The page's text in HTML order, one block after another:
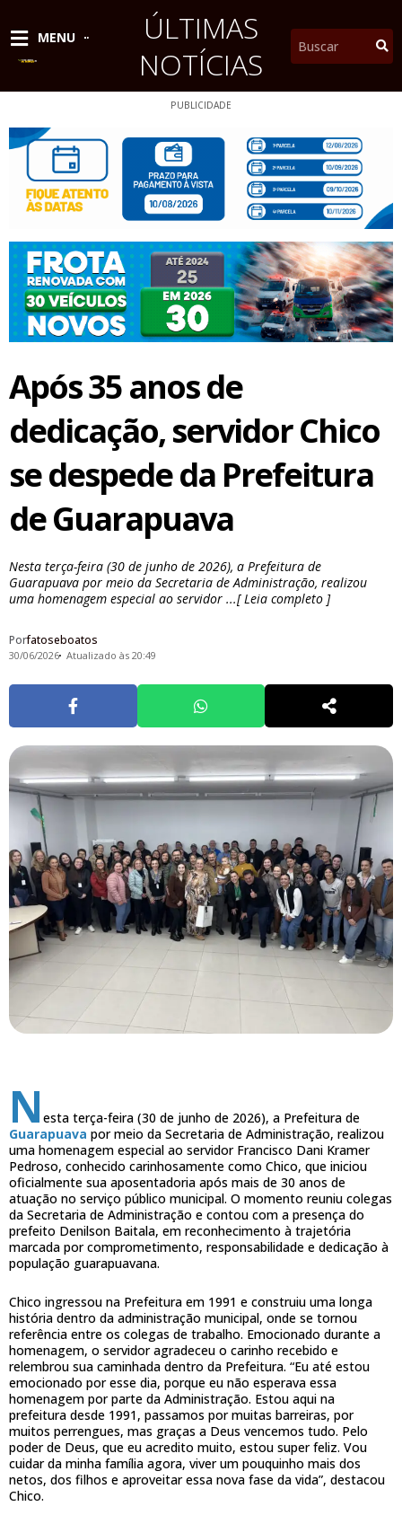
conteúdo
MENU
ÚLTIMAS
NOTÍCIAS
Pesquisar
PUBLICIDADE
Após 35 anos de
dedicação, servidor Chico
se despede da Prefeitura
de Guarapuava
Nesta terça-feira (30 de junho de 2026), a Prefeitura de
Guarapuava por meio da Secretaria de Administração, realizou
uma homenagem especial ao servidor ...[ Leia completo ]
Porfatoseboatos
30/06/2026 Atualizado às 20:49
N esta terça-feira (30 de junho de 2026), a Prefeitura de
Guarapuava por meio da Secretaria de Administração, realizou
uma homenagem especial ao servidor Francisco Dani Kramer
Pedroso, conhecido carinhosamente como Chico, que iniciou
oficialmente sua aposentadoria após mais de 30 anos de
atuação no serviço público municipal. O momento reuniu colegas
da Secretaria de Administração e contou com a presença do
prefeito Denilson Baitala, em reconhecimento à trajetória
marcada por comprometimento, responsabilidade e dedicação à
população guarapuavana.
Chico ingressou na Prefeitura em 1991 e construiu uma longa
história dentro da administração municipal, onde se tornou
referência entre os colegas de trabalho. Emocionado durante a
homenagem, o servidor agradeceu o carinho recebido e
relembrou sua caminhada dentro da Prefeitura. “Eu até estou
emocionado por esse dia, porque eu não esperava essa
homenagem por parte da Administração. Estou aqui na
prefeitura desde 1991, passamos por muitas barreiras, por
muitos perrengues, mas graças a Deus vencemos tudo. Pelo
poder de Deus, que eu acredito muito, estou super feliz. Vou
cuidar da minha família agora, viver um pouquinho mais dos
netos, dos filhos e aproveitar essa nova fase da vida”, destacou
Chico.